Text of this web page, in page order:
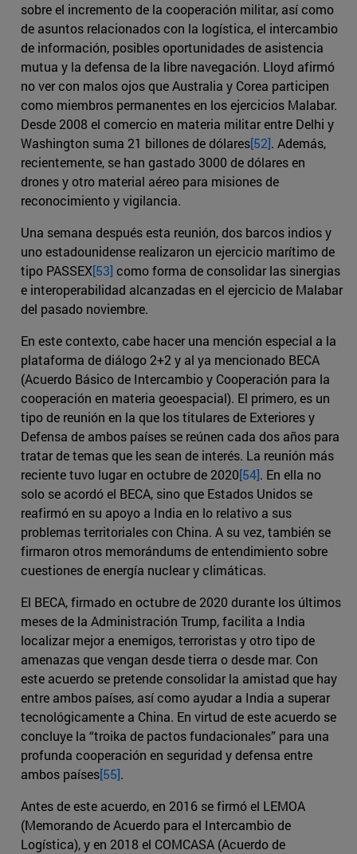
sobre el incremento de la cooperación militar, así como
de asuntos relacionados con la logística, el intercambio
de información, posibles oportunidades de asistencia
mutua y la defensa de la libre navegación. Lloyd afirmó
no ver con malos ojos que Australia y Corea participen
como miembros permanentes en los ejercicios Malabar.
Desde 2008 el comercio en materia militar entre Delhi y
Washington suma 21 billones de dólares[52]. Además,
recientemente, se han gastado 3000 de dólares en
drones y otro material aéreo para misiones de
reconocimiento y vigilancia.
Una semana después esta reunión, dos barcos indios y
uno estadounidense realizaron un ejercicio marítimo de
tipo PASSEX[53] como forma de consolidar las sinergias
e interoperabilidad alcanzadas en el ejercicio de Malabar
del pasado noviembre.
En este contexto, cabe hacer una mención especial a la
plataforma de diálogo 2+2 y al ya mencionado BECA
(Acuerdo Básico de Intercambio y Cooperación para la
cooperación en materia geoespacial). El primero, es un
tipo de reunión en la que los titulares de Exteriores y
Defensa de ambos países se reúnen cada dos años para
tratar de temas que les sean de interés. La reunión más
reciente tuvo lugar en octubre de 2020[54]. En ella no
solo se acordó el BECA, sino que Estados Unidos se
reafirmó en su apoyo a India en lo relativo a sus
problemas territoriales con China. A su vez, también se
firmaron otros memorándums de entendimiento sobre
cuestiones de energía nuclear y climáticas.
El BECA, firmado en octubre de 2020 durante los últimos
meses de la Administración Trump, facilita a India
localizar mejor a enemigos, terroristas y otro tipo de
amenazas que vengan desde tierra o desde mar. Con
este acuerdo se pretende consolidar la amistad que hay
entre ambos países, así como ayudar a India a superar
tecnológicamente a China. En virtud de este acuerdo se
concluye la “troika de pactos fundacionales” para una
profunda cooperación en seguridad y defensa entre
ambos países[55].
Antes de este acuerdo, en 2016 se firmó el LEMOA
(Memorando de Acuerdo para el Intercambio de
Logística), y en 2018 el COMCASA (Acuerdo de